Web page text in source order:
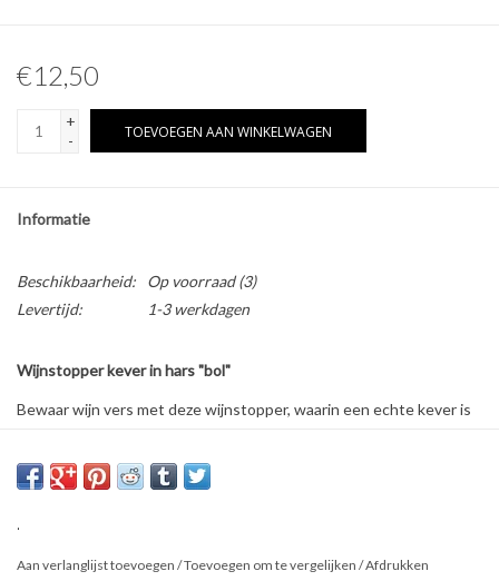
Pokémon
€12,50
+
-
TOEVOEGEN AAN WINKELWAGEN
Informatie
Beschikbaarheid: Op voorraad(3)
Levertijd:
1-3 werkdagen
Wijnstopper kever in hars "bol"
Bewaar wijn vers met deze wijnstopper, waarin een echte kever is
Afmetingen: 4,5 x 4,5 x 10 cm
.
Aan verlanglijst toevoegen /Toevoegen om te vergelijken /Afdrukken